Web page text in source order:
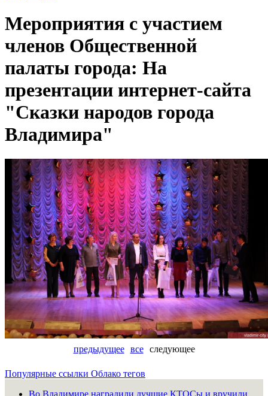
Мероприятия с участием
членов Общественной
палаты города: На
презентации интернет-сайта
"Сказки народов города
Владимира"
предыдущее все следующее
Популярные ссылки Облако тегов
Во Владимире наградили лучшие КТОСы и вручили